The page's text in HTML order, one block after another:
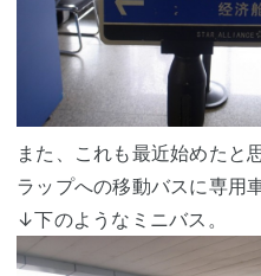
また、これも最近始めたと
ラップへの移動バスに専用
↓下のようなミニバス。